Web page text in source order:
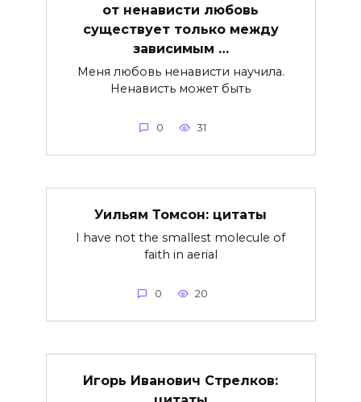
от ненависти любовь
существует только между
зависимым …
Меня любовь ненависти научила.
Ненависть может быть
0 31
Уильям Томсон: цитаты
I have not the smallest molecule of
faith in aerial
0 20
Игорь Иванович Стрелков: